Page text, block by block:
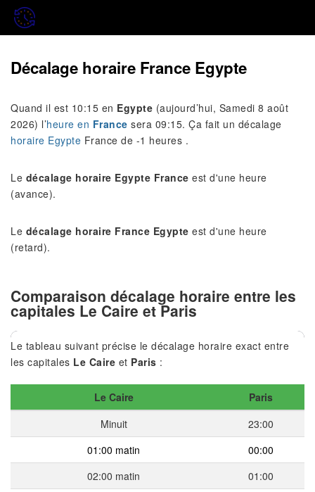
Décalage horaire France Egypte
Quand il est 10:15 en Egypte (aujourd’hui, Samedi 8 août
2026) l’heure en France sera 09:15. Ça fait un décalage
horaire Egypte France de -1 heures .
Le décalage horaire Egypte France est d'une heure
(avance).
Le décalage horaire France Egypte est d'une heure
(retard).
Comparaison décalage horaire entre les
capitales Le Caire et Paris
Le tableau suivant précise le décalage horaire exact entre
les capitales Le Caire et Paris :
Le Caire
Paris
Minuit
23:00
01:00 matin
00:00
02:00 matin
01:00